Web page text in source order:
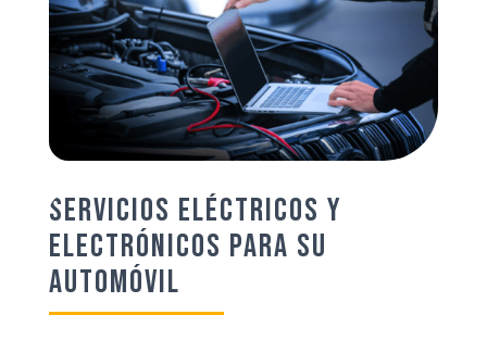
Servicios Eléctricos y
Electrónicos para su
Automóvil